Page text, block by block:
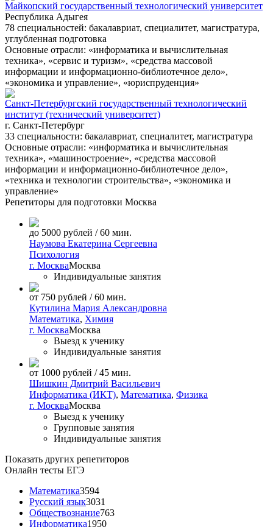
Майкопский государственный технологический университет
Республика Адыгея
78 специальностей: бакалавриат, специалитет, магистратура,
углубленная подготовка
Основные отрасли: «информатика и вычислительная
техника», «сервис и туризм», «средства массовой
информации и информационно-библиотечное дело»,
«экономика и управление», «юриспруденция»
Санкт-Петербургский государственный технологический
институт (технический университет)
г. Санкт-Петербург
33 специальности: бакалавриат, специалитет, магистратура
Основные отрасли: «информатика и вычислительная
техника», «машиностроение», «средства массовой
информации и информационно-библиотечное дело»,
«техника и технологии строительства», «экономика и
управление»
Репетиторы для подготовки Москва
до 5000 рублей / 60 мин.
Наумова Екатерина Сергеевна
Психология
г. МоскваМосква
Индивидуальные занятия
от 750 рублей / 60 мин.
Кутилина Мария Александровна
Математика, Химия
г. МоскваМосква
Выезд к ученику
Индивидуальные занятия
от 1000 рублей / 45 мин.
Шишкин Дмитрий Васильевич
Информатика (ИКТ), Математика, Физика
г. МоскваМосква
Выезд к ученику
Групповые занятия
Индивидуальные занятия
Показать других репетиторов
Онлайн тесты ЕГЭ
Математика3594
Русский язык3031
Обществознание763
Информатика1950